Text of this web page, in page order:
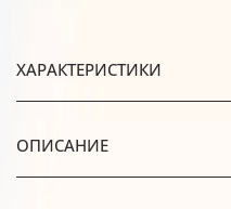
ХАРАКТЕРИСТИКИ
ОПИСАНИЕ